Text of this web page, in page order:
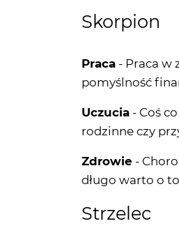
Skorpion
Praca - Praca w
pomyślność
Uczucia - Coś
rodzinne czy
Zdrowie -
długo warto o
Strzelec